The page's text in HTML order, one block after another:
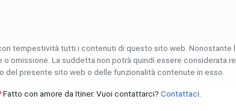
tempestività tutti i contenuti di questo sito web.
La suddetta non potrà quindi essere considerata
del presente sito web o delle funzionalità contenute in esso.
Fatto con amore da Itiner. Vuoi contattarci? Contattaci